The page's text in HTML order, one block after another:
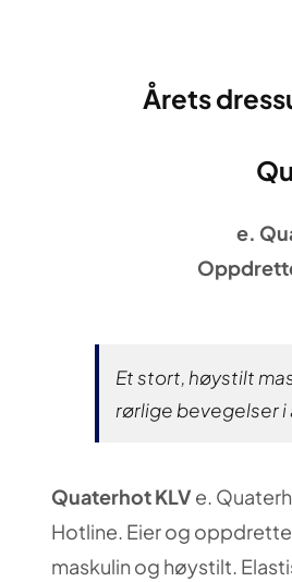
Årets
e.
Et stort, høystilt
rørlige bevegelser
Quaterhot KLV e.
Hotline. Eier og
maskulin og høystilt.